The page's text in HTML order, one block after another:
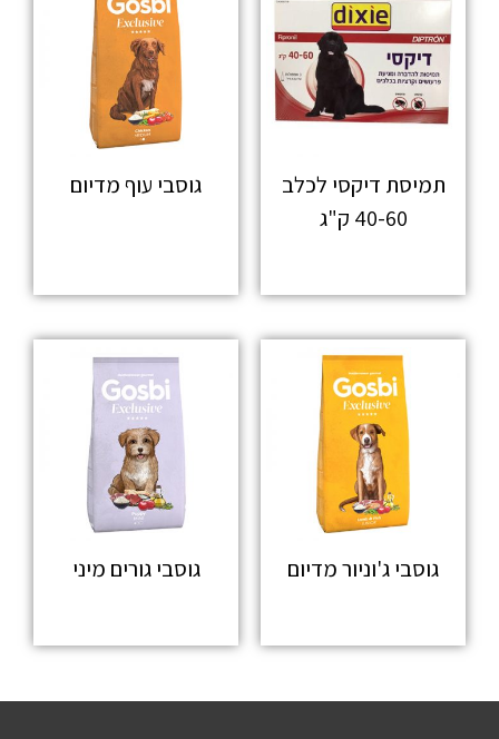
תמיסת דיקסי לכלב
40-60 ק"ג
גוסבי עוף מדיום
גוסבי ג'וניור מדיום גוסבי גורים מיני